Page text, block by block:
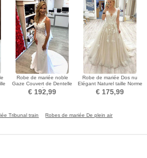
Robe de mariée noble
Gaze Couvert de Dentelle
Dentelle Près du corps
€ 192,99
Robe de mariée Dos nu
Elégant Naturel taille Norme
Printemps
€ 175,99
Tribunal train
Robes de mariée De plein air